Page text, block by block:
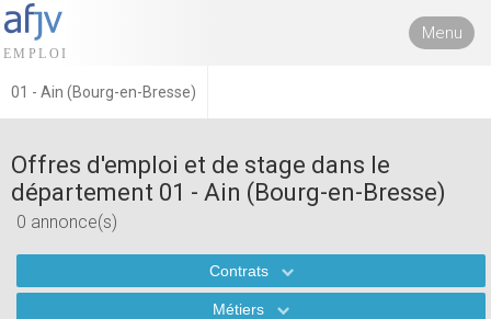
Menu
01 - Ain (Bourg-en-Bresse)
Offres d'emploi et de stage dans le
département 01 - Ain (Bourg-en-Bresse)
0 annonce(s)
Contrats
Métiers